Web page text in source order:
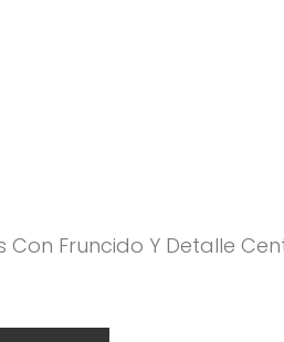
Con Fruncido Y Detalle